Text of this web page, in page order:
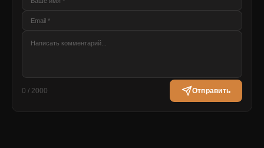
0 / 2000 Отправить